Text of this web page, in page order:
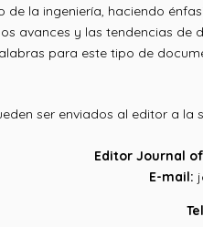
de la ingeniería, haciendo
avances y las tendencias
para este tipo de
ser enviados al editor a la
Editor Journal
E-mail: